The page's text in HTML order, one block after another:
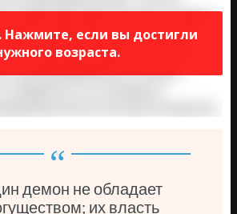
их действий: демон низшего порядка
Суккуба (женской сущности),
мужчину и украсть его семя.
трансформировался в Инкуба
Нажмите, если вы достигли
возраста.
демон не обладает
их власть